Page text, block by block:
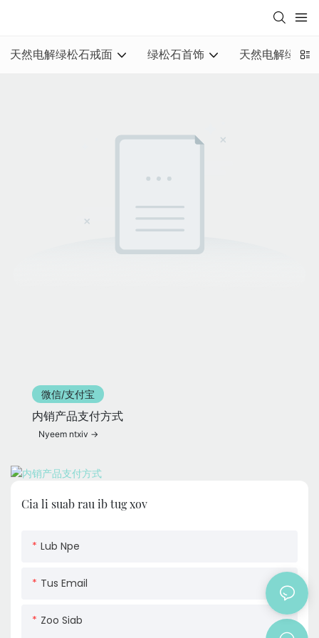
天然电解绿松石戒面 绿松石首饰 天然电解绿松
内销产品支付方式
微信/支付宝
Nyeem ntxiv
Cia li suab rau ib tug xov
Lub Npe
Tus Email
Zoo Siab